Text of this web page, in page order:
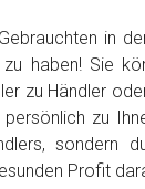
in
haben! Sie
zu Händler
zu
sondern
Profit